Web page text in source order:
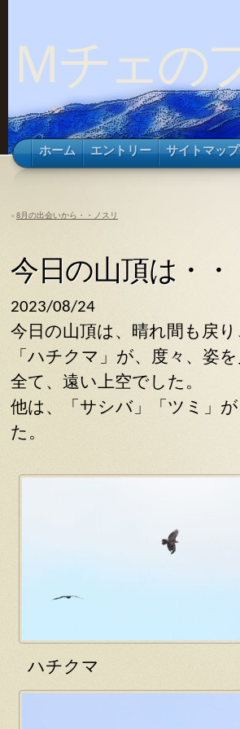
Ｍチェの
ホーム エントリー サイトマップ
« 8月の出会いから・・ノスリ
今日の山頂は・・
2023/08/24
今日の山頂は、晴れ間も戻
「ハチクマ」が、度々、姿
全て、遠い上空でした。
他は、「サシバ」「ツミ」
た。
ハチクマ